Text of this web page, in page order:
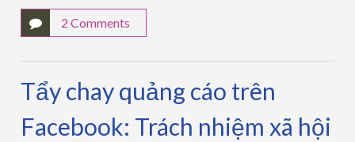
2 Comments
Tẩy chay quảng cáo trên
Facebook: Trách nhiệm xã hội